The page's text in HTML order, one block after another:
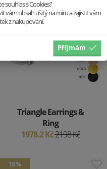
Triangle Earrings &
Ring
1978.2 Kč2198 Kč
10 %
souhlas s Cookies?
vám obsah ušitý na míru a zajistit vám
z nakupování.
Příjmám